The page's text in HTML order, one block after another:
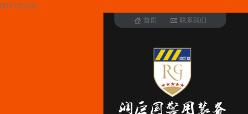
007 007jidi
首页 联系我们